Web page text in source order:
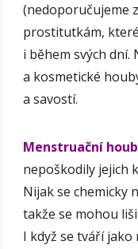
(nedoporučujeme
prostitutkám,
i během svých dní.
a kosmetické
a savostí.
Menstruační
nepoškodily jejich
Nijak se chemicky
takže se mohou
I když se tváří